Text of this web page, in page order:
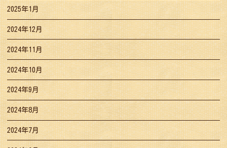
2025年1月
2024年12月
2024年11月
2024年10月
2024年9月
2024年8月
2024年7月